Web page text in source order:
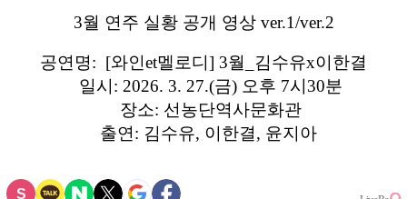
3월 연주 실황 공개 영상 ver.1/ver.2
공연명: [와인et멜로디] 3월_김수유x이한결
일시: 2026. 3. 27.(금) 오후 7시30분
장소: 선농단역사문화관
출연: 김수유, 이한결, 윤지아